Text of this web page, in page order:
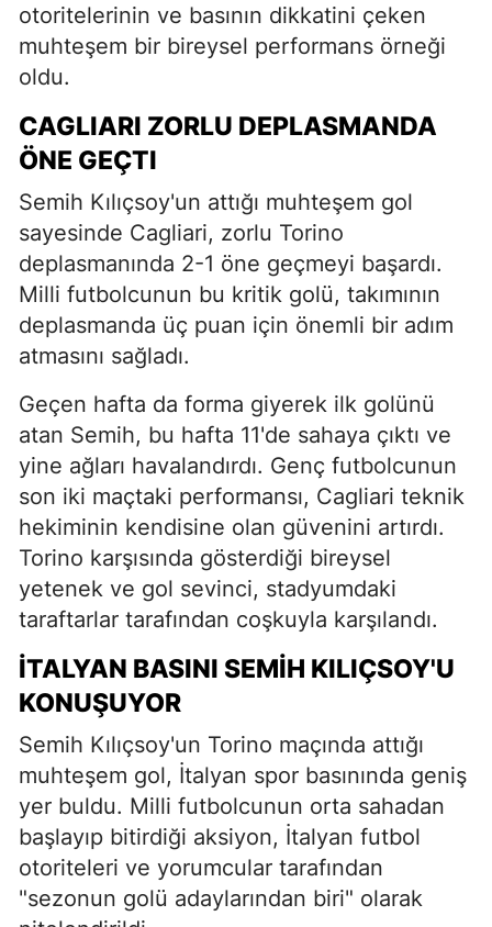
otoritelerinin ve basının dikkatini çeken
muhteşem bir bireysel performans örneği
oldu.
CAGLIARI ZORLU DEPLASMANDA
ÖNE GEÇTI
Semih Kılıçsoy'un attığı muhteşem gol
sayesinde Cagliari, zorlu Torino
deplasmanında 2-1 öne geçmeyi başardı.
Milli futbolcunun bu kritik golü, takımının
deplasmanda üç puan için önemli bir adım
atmasını sağladı.
Geçen hafta da forma giyerek ilk golünü
atan Semih, bu hafta 11'de sahaya çıktı ve
yine ağları havalandırdı. Genç futbolcunun
son iki maçtaki performansı, Cagliari teknik
hekiminin kendisine olan güvenini artırdı.
Torino karşısında gösterdiği bireysel
yetenek ve gol sevinci, stadyumdaki
taraftarlar tarafından coşkuyla karşılandı.
İTALYAN BASINI SEMİH KILIÇSOY'U
KONUŞUYOR
Semih Kılıçsoy'un Torino maçında attığı
muhteşem gol, İtalyan spor basınında geniş
yer buldu. Milli futbolcunun orta sahadan
başlayıp bitirdiği aksiyon, İtalyan futbol
otoriteleri ve yorumcular tarafından
"sezonun golü adaylarından biri" olarak